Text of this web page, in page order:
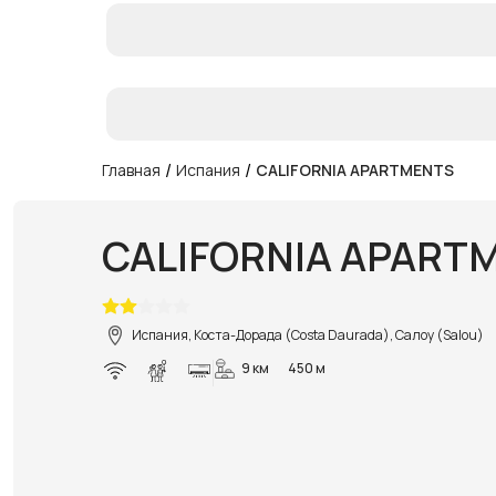
Главная / Испания / CALIFORNIA APARTMENTS
CALIFORNIA
Испания, Коста-Дорада (Costa Daurada), Салоу (Salou)
9 км
450 м